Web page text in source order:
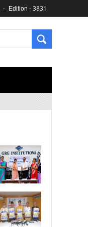
Edition - 3831